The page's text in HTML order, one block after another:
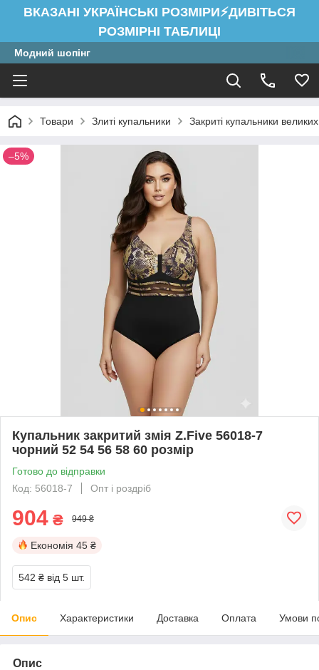
ВКАЗАНІ УКРАЇНСЬКІ РОЗМІРИ⚡ДИВІТЬСЯ
РОЗМІРНІ ТАБЛИЦІ
Модний шопінг
Товари Злиті купальники Закриті купальники великих
–5%
Купальник закритий змія Z.Five 56018-7
чорний 52 54 56 58 60 розмір
Готово до відправки
Код: 56018-7
Опт і роздріб
904 ₴ 949 ₴
Економія 45 ₴
542 ₴ від 5 шт.
Опис Характеристики Доставка Оплата Умови
Опис